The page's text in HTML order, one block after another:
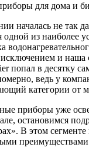
для дома и
началась не так
одной из наиболее
и наша
попал в десятку
ведь у
категории от
приборы уже
остановимся
В этом